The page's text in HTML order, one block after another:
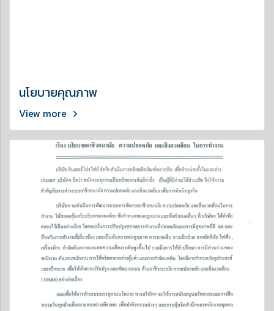
นโยบายคุณภาพ
View more